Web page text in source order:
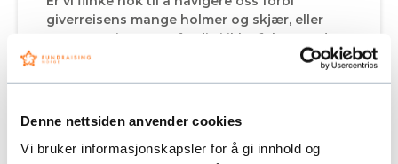
Denne nettsiden anvender cookies
Vi bruker informasjonskapsler for å gi innhold og
giverreisens mange holmer og skjær, eller
stopper reisen opp fordi vi ikke følger godt
nok med?